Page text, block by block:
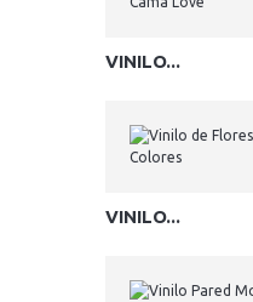
VINILO...
VINILO...